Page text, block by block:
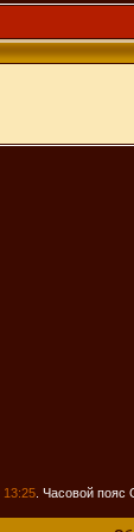
13:25 . Часовой пояс